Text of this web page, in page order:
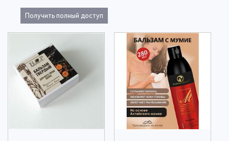
Получить полный доступ